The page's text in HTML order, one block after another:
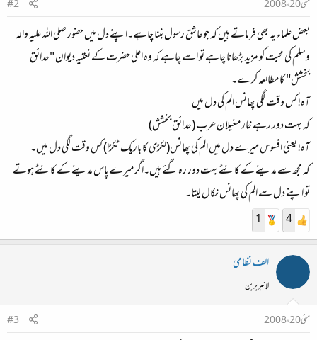
مئی 20، 2008 #2
بعض علماء یہ بھی فرماتے ہیں کہ جو عاشق رسول بننا چاہے۔اپنے دل میں حضور صلی اللہ علیہ والہ
وسلم کی محبت کو مزید بڑھانا چاہے تو اسے چاہے کہ وہ اعلی حضرت کے نعتیہ دیوان "حدائق
بخشش" کا مطالعہ کرے۔
آہ! کس وقت لگی پھانس الم کی دل میں
کہ بہت دور رہے خار مغیلان عرب (حدائق بخشش)
آہ! یعنی افسوس میرے دل میں الم کی پھانس(لکڑی کا باریک ٹکڑا) کس وقت لگی دل میں۔
کہ مجھ سے مدینے کے کانٹے بہت دور رہ گئے ہیں۔اگر میرے پاس مدینے کے کانٹے ہوتے
تو اپنے دل سے الم کی پھانس نکال لیتا۔
4
1
الف نظامی
لائبریرین
مئی 20، 2008
#3